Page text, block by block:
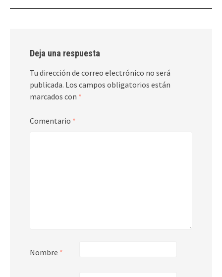
Deja una respuesta
Tu dirección de correo electrónico no será
publicada. Los campos obligatorios están
marcados con *
Comentario *
Nombre *